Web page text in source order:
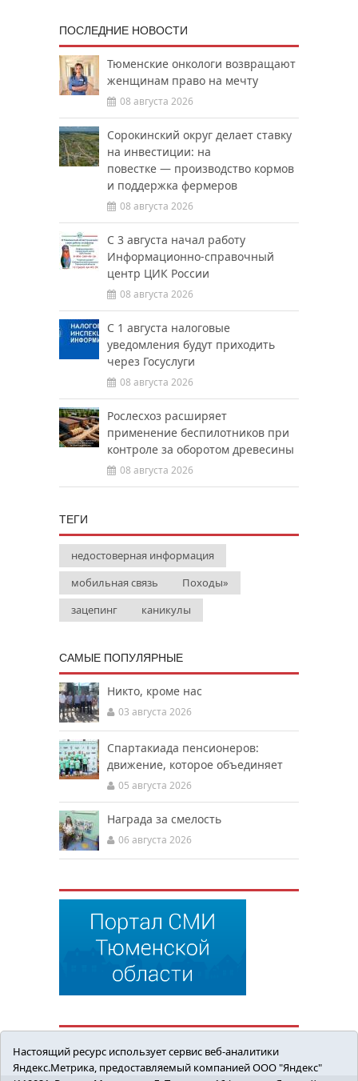
ПОСЛЕДНИЕ НОВОСТИ
Тюменские онкологи возвращают
женщинам право на мечту
08 августа 2026
Сорокинский округ делает ставку
на инвестиции: на
повестке — производство кормов
и поддержка фермеров
08 августа 2026
С 3 августа начал работу
Информационно-справочный
центр ЦИК России
08 августа 2026
С 1 августа налоговые
уведомления будут приходить
через Госуслуги
08 августа 2026
Рослесхоз расширяет
применение беспилотников при
контроле за оборотом древесины
08 августа 2026
ТЕГИ
недостоверная информация
мобильная связь
Походы»
зацепинг
каникулы
САМЫЕ ПОПУЛЯРНЫЕ
Никто, кроме нас
03 августа 2026
Спартакиада пенсионеров:
движение, которое объединяет
05 августа 2026
Награда за смелость
06 августа 2026
Настоящий ресурс использует сервис веб-аналитики
Яндекс.Метрика, предоставляемый компанией ООО "Яндекс"